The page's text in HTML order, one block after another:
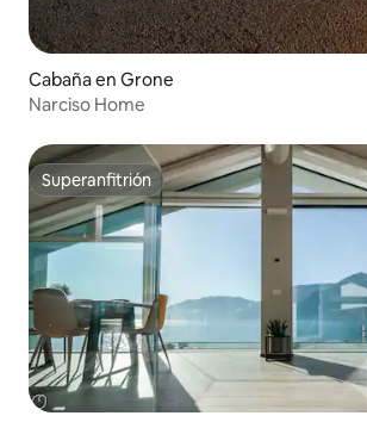
Cabaña en Grone
Narciso Home
Superanfitrión
Superanfitrión